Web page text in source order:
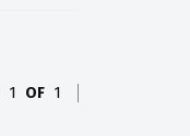
1 OF 1